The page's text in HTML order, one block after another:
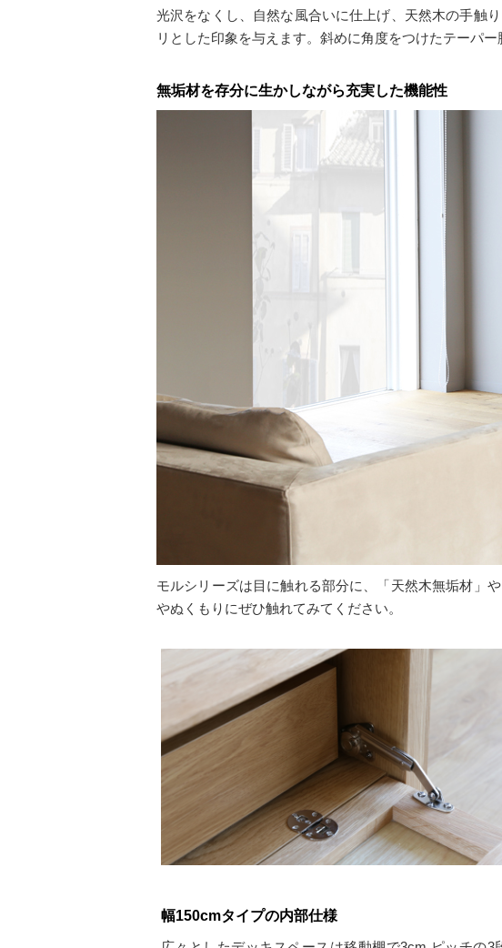
光沢をなくし、自然な風合いに仕上げ、天然木の手触
リとした印象を与えます。斜めに角度をつけたテーパ
無垢材を存分に生かしながら充実した機能性
モルシリーズは目に触れる部分に、「天然木無垢材」
やぬくもりにぜひ触れてみてください。
幅150cmタイプの内部仕様